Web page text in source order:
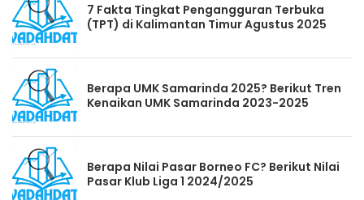
7 Fakta Tingkat Pengangguran Terbuka
(TPT) di Kalimantan Timur Agustus 2025
Berapa UMK Samarinda 2025? Berikut Tren
Kenaikan UMK Samarinda 2023-2025
Berapa Nilai Pasar Borneo FC? Berikut Nilai
Pasar Klub Liga 1 2024/2025